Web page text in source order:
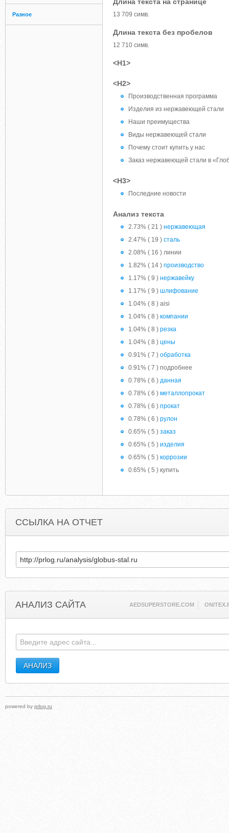
Разное 13 709 симв.
Длина текста без пробелов
12 710 симв.
<H1>
<H2>
Производственная программа
Изделия из нержавеющей стали
Наши преимущества
Виды нержавеющей стали
Почему стоит купить у нас
Заказ нержавеющей стали в
<H3>
Последние новости
Анализ текста
2.73% ( 21 ) нержавеющая
2.47% ( 19 ) сталь
2.08% ( 16 ) линии
1.82% ( 14 ) производство
1.17% ( 9 ) нержавейку
1.17% ( 9 ) шлифование
1.04% ( 8 ) aisi
1.04% ( 8 ) компании
1.04% ( 8 ) резка
1.04% ( 8 ) цены
0.91% ( 7 ) обработка
0.91% ( 7 ) подробнее
0.78% ( 6 ) данная
0.78% ( 6 ) металлопрокат
0.78% ( 6 ) прокат
0.78% ( 6 ) рулон
0.65% ( 5 ) заказ
0.65% ( 5 ) изделия
0.65% ( 5 ) коррозии
0.65% ( 5 ) купить
ССЫЛКА НА ОТЧЕТ
АНАЛИЗ САЙТА AEDSUPERSTORE.COM
powered by prlog.ru